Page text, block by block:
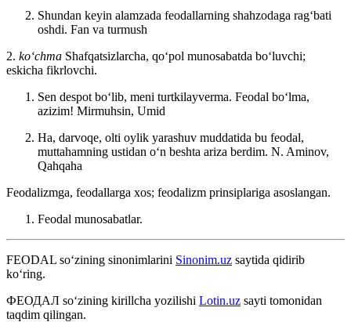
Shundan keyin alamzada feodallarning shahzodaga ragʻbati
oshdi. Fan va turmush
2. koʻchma Shafqatsizlarcha, qoʻpol munosabatda boʻluvchi;
eskicha fikrlovchi.
Sen despot boʻlib, meni turtkilayverma. Feodal boʻlma,
azizim! Mirmuhsin, Umid
Ha, darvoqe, olti oylik yarashuv muddatida bu feodal,
muttahamning ustidan oʻn beshta ariza berdim. N. Aminov,
Qahqaha
Feodalizmga, feodallarga xos; feodalizm prinsiplariga asoslangan.
Feodal munosabatlar.
FEODAL so‘zining sinonimlarini Sinonim.uz saytida qidirib
ko‘ring.
ФЕОДАЛ so‘zining kirillcha yozilishi Lotin.uz sayti tomonidan
taqdim qilingan.